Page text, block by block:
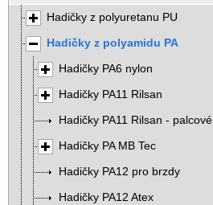
Hadičky z polyuretanu PU
Hadičky z polyamidu PA
Hadičky PA6 nylon
Hadičky PA11 Rilsan
Hadičky PA11 Rilsan - palcové
Hadičky PA MB Tec
Hadičky PA12 pro brzdy
Hadičky PA12 Atex